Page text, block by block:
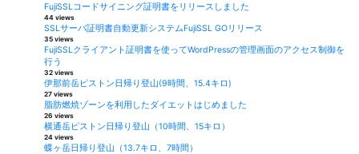
FujiSSLコードサイニング証明書をリリースしました
44 views
SSLサーバ証明書自動更新システムFujiSSL GOリリース
35 views
FujiSSLクライアント証明書を使ってWordPressの管理画面のアクセス制御を
行う
32 views
伊那前岳ピストン日帰り登山(9時間、15.4キロ)
27 views
脂肪燃焼ゾーンを利用したダイエットはじめました
26 views
横通岳ピストン日帰り登山（10時間、15キロ）
24 views
蝶ヶ岳日帰り登山（13.7キロ、7時間）